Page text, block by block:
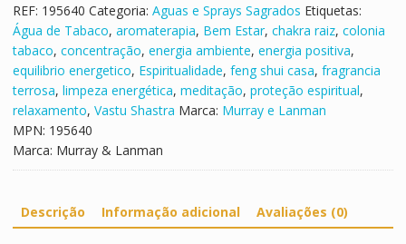
e
e
7
A
n
g
a
REF: 195640 Categoria: Aguas e Sprays Sagrados Etiquetas:
Água de Tabaco, aromaterapia, Bem Estar, chakra raiz, colonia
tabaco, concentração, energia ambiente, energia positiva,
equilibrio energetico, Espiritualidade, feng shui casa, fragrancia
terrosa, limpeza energética, meditação, proteção espiritual,
relaxamento, Vastu Shastra Marca: Murray e Lanman
MPN: 195640
Marca: Murray & Lanman
Descrição Informação adicional Avaliações (0)